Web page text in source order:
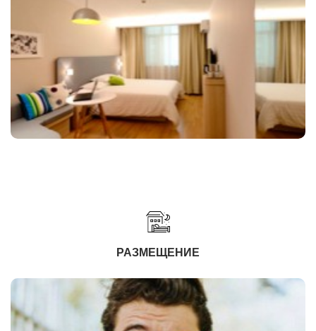
РАЗМЕЩЕНИЕ